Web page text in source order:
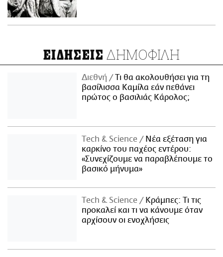
ΕΙΔΗΣΕΙΣ ΔΗΜΟΦΙΛΗ
Διεθνή
Τι θα ακολουθήσει για τη
βασίλισσα Καμίλα εάν πεθάνει
πρώτος ο βασιλιάς Κάρολος;
Τech & Science
Νέα εξέταση για
καρκίνο του παχέος εντέρου:
«Συνεχίζουμε να παραβλέπουμε το
βασικό μήνυμα»
Τech & Science
Κράμπες: Τι τις
προκαλεί και τι να κάνουμε όταν
αρχίσουν οι ενοχλήσεις